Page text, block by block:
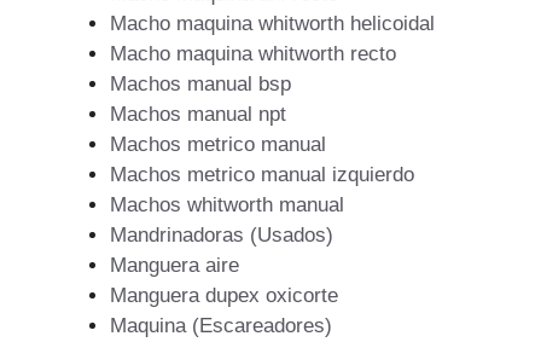
Macho maquina whitworth helicoidal
Macho maquina whitworth recto
Machos manual bsp
Machos manual npt
Machos metrico manual
Machos metrico manual izquierdo
Machos whitworth manual
Mandrinadoras (Usados)
Manguera aire
Manguera dupex oxicorte
Maquina (Escareadores)